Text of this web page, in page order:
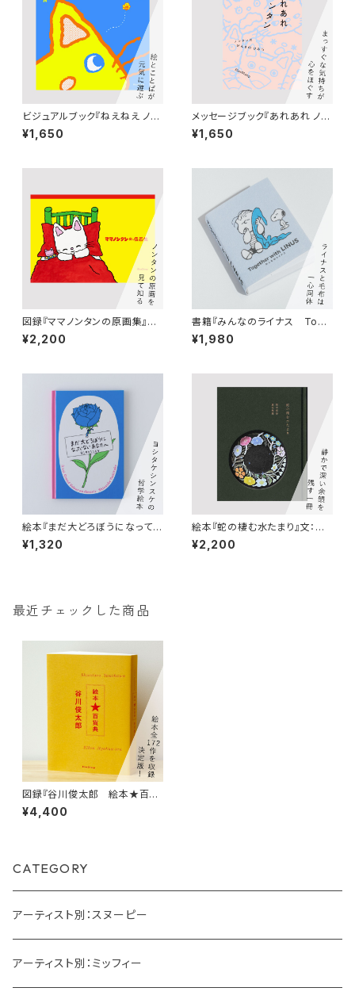
ビジュアルブック『ねえねえ ノン
タン』絵：キヨノサチコ 構成：
佐々木俊（AYOND）
¥1,650
メッセージブック『あれあれ ノン
タン』絵・ことば：キヨノサチコ
¥1,650
図録『ママノンタンの原画集』絵：
キヨノサチコ
¥2,200
書籍『みんなのライナス Toge
ther with LINUS』（スヌーピー
ミュージアム図録）
¥1,980
絵本『まだ大どろぼうになってい
ないあなたへ』ヨシタケシンスケ
¥1,320
絵本『蛇の棲む水たまり』文：梨
木香歩 器：鹿児島睦
¥2,200
最近チェックした商品
図録『谷川俊太郎 絵本★百貨
典』構成・インタビュー：刈谷政
則
¥4,400
CATEGORY
アーティスト別：スヌーピー
アーティスト別：ミッフィー